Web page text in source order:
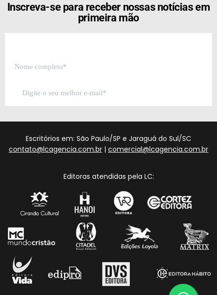
Inscreva-se para receber nossas notícias em
primeira mão
Escritórios em: São Paulo/SP e Jaraguá do Sul/SC
contato@lcagencia.com.br | comercial@lcagencia.com.br
Editoras atendidas pela LC: